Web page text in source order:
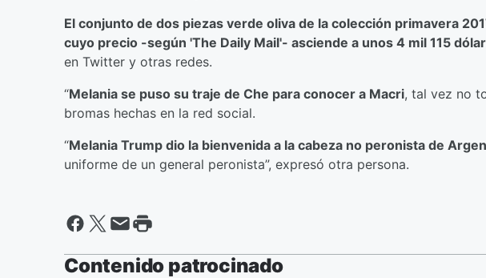
El conjunto de dos piezas verde oliva de la colección primavera
cuyo precio -según 'The Daily Mail'- asciende a unos 4 mil 115
en Twitter y otras redes.
“Melania se puso su traje de Che para conocer a Macri, tal vez no
bromas hechas en la red social.
“Melania Trump dio la bienvenida a la cabeza no peronista de
uniforme de un general peronista”, expresó otra persona.
Contenido patrocinado